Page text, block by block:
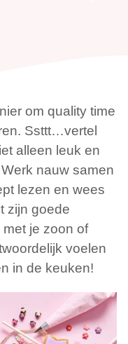
om quality time
Ssttt…vertel
alleen leuk en
nauw samen
lezen en wees
zijn goede
je zoon of
voelen
in de keuken!